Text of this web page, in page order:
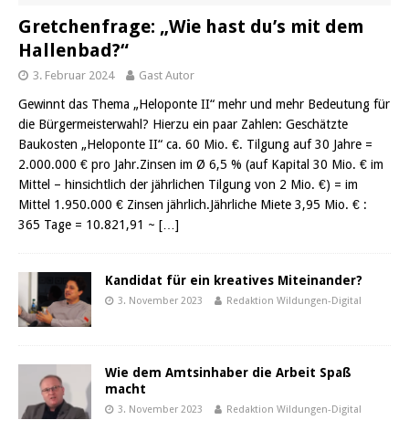
Gretchenfrage: „Wie hast du’s mit dem
Hallenbad?“
3. Februar 2024 Gast Autor
Gewinnt das Thema „Heloponte II“ mehr und mehr Bedeutung für
die Bürgermeisterwahl? Hierzu ein paar Zahlen: Geschätzte
Baukosten „Heloponte II“ ca. 60 Mio. €. Tilgung auf 30 Jahre =
2.000.000 € pro Jahr.Zinsen im Ø 6,5 % (auf Kapital 30 Mio. € im
Mittel – hinsichtlich der jährlichen Tilgung von 2 Mio. €) = im
Mittel 1.950.000 € Zinsen jährlich.Jährliche Miete 3,95 Mio. € :
365 Tage = 10.821,91 ~ […]
Kandidat für ein kreatives Miteinander?
3. November 2023 Redaktion Wildungen-Digital
Wie dem Amtsinhaber die Arbeit Spaß
macht
3. November 2023 Redaktion Wildungen-Digital